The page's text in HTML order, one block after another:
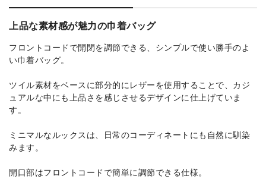
上品な素材感が魅力の巾着バッグ
フロントコードで開閉を調節できる、シンプルで使い勝手のよ
い巾着バッグ。
ツイル素材をベースに部分的にレザーを使用することで、カジ
ュアルな中にも上品さを感じさせるデザインに仕上げていま
す。
ミニマルなルックスは、日常のコーディネートにも自然に馴染
みます。
開口部はフロントコードで簡単に調節できる仕様。